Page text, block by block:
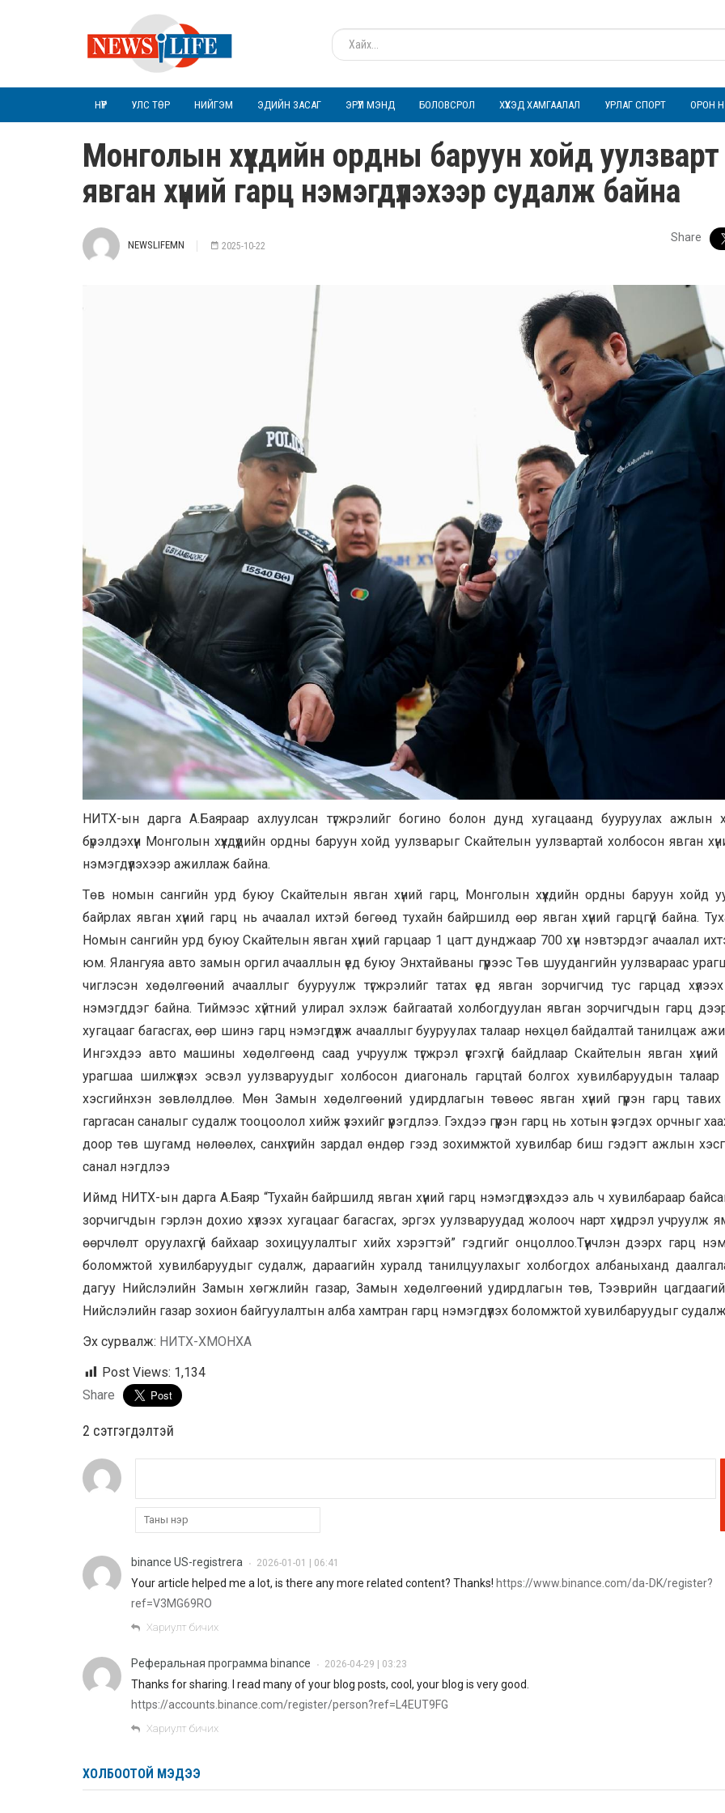
НҮҮР УЛС ТӨР НИЙГЭМ ЭДИЙН ЗАСАГ ЭРҮҮЛ МЭНД БОЛОВСРОЛ ХҮҮХЭД ХАМГААЛАЛ УРЛАГ СПОРТ ОРОН
Монголын хүүхдийн ордны баруун хойд уулзварт
явган хүний гарц нэмэгдүүлэхээр судалж байна
NEWSLIFEMN 2025-10-22
Share
НИТХ-ын дарга А.Баяраар ахлуулсан түгжрэлийг богино болон дунд хугацаанд бууруулах ажлын
бүрэлдэхүүн Монголын хүүхдүүдийн ордны баруун хойд уулзварыг Скайтелын уулзвартай холбосон явган
нэмэгдүүлэхээр ажиллаж байна.
Төв номын сангийн урд буюу Скайтелын явган хүний гарц, Монголын хүүхдийн ордны баруун хойд
байрлах явган хүний гарц нь ачаалал ихтэй бөгөөд тухайн байршилд өөр явган хүний гарцгүй байна.
Номын сангийн урд буюу Скайтелын явган хүний гарцаар 1 цагт дунджаар 700 хүн нэвтэрдэг ачаалал
юм. Ялангуяа авто замын оргил ачааллын үед буюу Энхтайваны гүүрээс Төв шуудангийн уулзвараас
чиглэсэн хөдөлгөөний ачааллыг бууруулж түгжрэлийг татах үед явган зорчигчид тус гарцад
нэмэгддэг байна. Тиймээс хүйтний улирал эхлэж байгаатай холбогдуулан явган зорчигчдын гарц
хугацааг багасгах, өөр шинэ гарц нэмэгдүүлж ачааллыг бууруулах талаар нөхцөл байдалтай танилцаж
Ингэхдээ авто машины хөдөлгөөнд саад учруулж түгжрэл үүсгэхгүй байдлаар Скайтелын явган хүний
урагшаа шилжүүлэх эсвэл уулзваруудыг холбосон диагональ гарцтай болгох хувилбаруудын
хэсгийнхэн зөвлөлдлөө. Мөн Замын хөдөлгөөний удирдлагын төвөөс явган хүний гүүрэн гарц тавих
гаргасан саналыг судалж тооцоолол хийж үзэхийг үүрэгдлээ. Гэхдээ гүүрэн гарц нь хотын үзэгдэх орчныг
доор төв шугамд нөлөөлөх, санхүүгийн зардал өндөр гээд зохимжтой хувилбар биш гэдэгт ажлын
санал нэгдлээ
Иймд НИТХ-ын дарга А.Баяр “Тухайн байршилд явган хүний гарц нэмэгдүүлэхдээ аль ч хувилбараар
зорчигчдын гэрлэн дохио хүлээх хугацааг багасгах, эргэх уулзваруудад жолооч нарт хүндрэл учруулж
өөрчлөлт оруулахгүй байхаар зохицуулалтыг хийх хэрэгтэй” гэдгийг онцоллоо.Түүнчлэн дээрх гарц
боломжтой хувилбаруудыг судалж, дараагийн хуралд танилцуулахыг холбогдох албаныханд
дагуу Нийслэлийн Замын хөгжлийн газар, Замын хөдөлгөөний удирдлагын төв, Тээврийн
Нийслэлийн газар зохион байгуулалтын алба хамтран гарц нэмэгдүүлэх боломжтой хувилбаруудыг
Эх сурвалж: НИТХ-ХМОНХА
Post Views: 1,134
Share
2 cэтгэгдэлтэй
binance US-registrera • 2026-01-01 | 06:41
Your article helped me a lot, is there any more related content? Thanks! https://www.binance.com/da-DK/register?
ref=V3MG69RO
Хариулт бичих
Реферальная программа binance • 2026-04-29 | 03:23
Thanks for sharing. I read many of your blog posts, cool, your blog is very good.
https://accounts.binance.com/register/person?ref=L4EUT9FG
Хариулт бичих
ХОЛБООТОЙ МЭДЭЭ